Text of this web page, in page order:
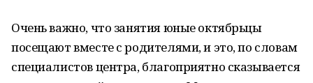
Очень важно, что занятия юные октябрьцы
посещают вместе с родителями, и это, по словам
специалистов центра, благоприятно сказывается